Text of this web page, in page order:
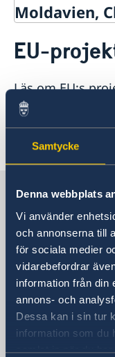
Samtycke
Denna webbplats
Vi använder
och annonserna till
för sociala medier
vidarebefordrar
information från din
annons- och
Dessa kan i sin tur
information som du
samlat in när du
Moldavien,
Om oss
Aktuellt
EU:s
Korruption
EU-
Läs om EU:s
på
Senast
Sverige i
Sveriges
Besöksadress
12 Toma
Chisinau
Postadress
Embassy of